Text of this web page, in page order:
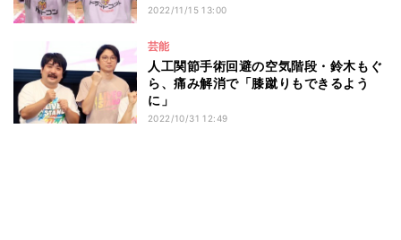
2022/11/15 13:00
芸能
人工関節手術回避の空気階段・鈴木もぐ
ら、痛み解消で「膝蹴りもできるよう
に」
2022/10/31 12:49